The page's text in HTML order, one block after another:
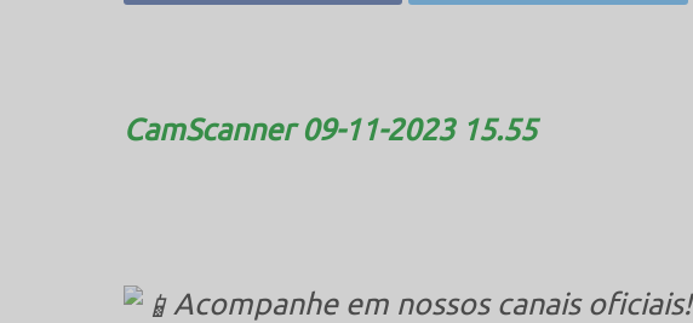
CamScanner 09-11-2023 15.55
Acompanhe em nossos canais oficiais!